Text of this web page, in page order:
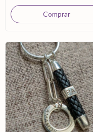
Comprar